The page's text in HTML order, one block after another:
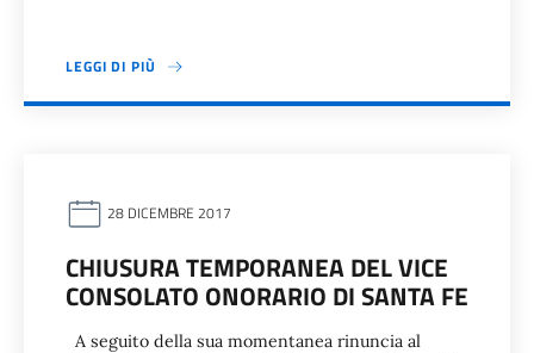
LEGGI DI PIÙ
28 DICEMBRE 2017
CHIUSURA TEMPORANEA DEL VICE
CONSOLATO ONORARIO DI SANTA FE
A seguito della sua momentanea rinuncia al